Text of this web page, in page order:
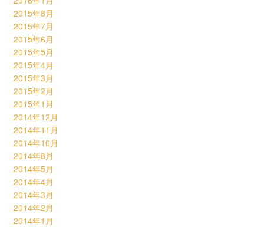
2015年8月
2015年7月
2015年6月
2015年5月
2015年4月
2015年3月
2015年2月
2015年1月
2014年12月
2014年11月
2014年10月
2014年8月
2014年5月
2014年4月
2014年3月
2014年2月
2014年1月